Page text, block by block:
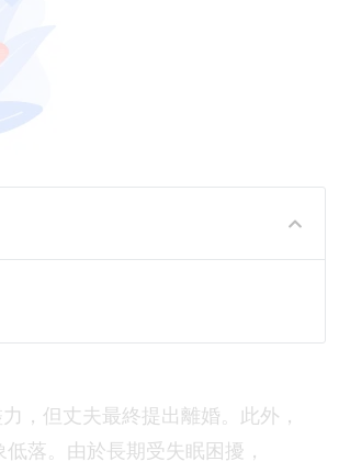
，但丈夫最終提出離婚。此外，
落。由於長期受失眠困擾，